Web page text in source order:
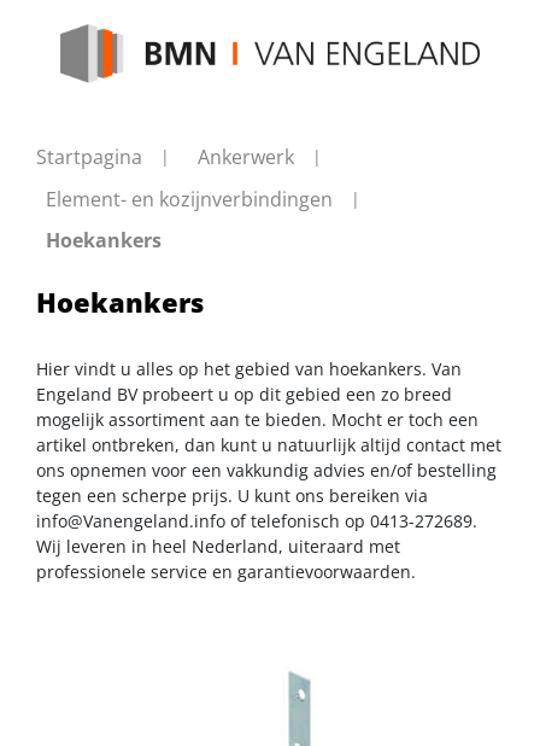
Startpagina
Ankerwerk
Element- en kozijnverbindingen
Hoekankers
Hoekankers
Hier vindt u alles op het gebied van hoekankers. Van
Engeland BV probeert u op dit gebied een zo breed
mogelijk assortiment aan te bieden. Mocht er toch een
artikel ontbreken, dan kunt u natuurlijk altijd contact met
ons opnemen voor een vakkundig advies en/of bestelling
tegen een scherpe prijs. U kunt ons bereiken via
info@Vanengeland.info of telefonisch op 0413-272689.
Wij leveren in heel Nederland, uiteraard met
professionele service en garantievoorwaarden.